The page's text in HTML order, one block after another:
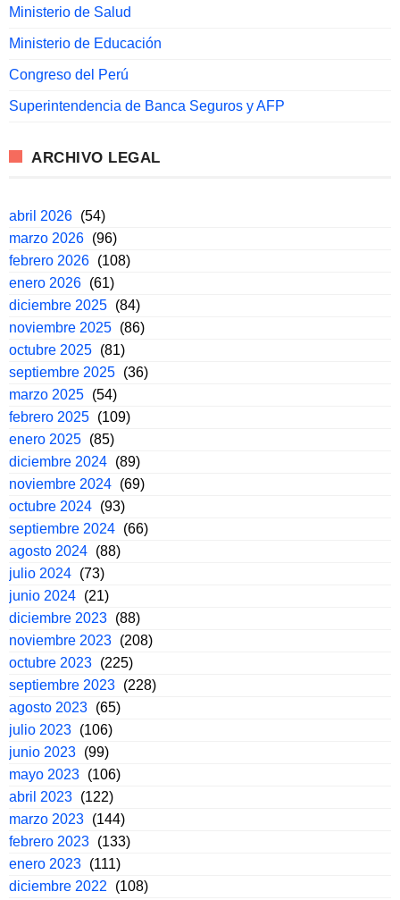
Ministerio de Salud
Ministerio de Educación
Congreso del Perú
Superintendencia de Banca Seguros y AFP
ARCHIVO LEGAL
abril 2026 (54)
marzo 2026 (96)
febrero 2026 (108)
enero 2026 (61)
diciembre 2025 (84)
noviembre 2025 (86)
octubre 2025 (81)
septiembre 2025 (36)
marzo 2025 (54)
febrero 2025 (109)
enero 2025 (85)
diciembre 2024 (89)
noviembre 2024 (69)
octubre 2024 (93)
septiembre 2024 (66)
agosto 2024 (88)
julio 2024 (73)
junio 2024 (21)
diciembre 2023 (88)
noviembre 2023 (208)
octubre 2023 (225)
septiembre 2023 (228)
agosto 2023 (65)
julio 2023 (106)
junio 2023 (99)
mayo 2023 (106)
abril 2023 (122)
marzo 2023 (144)
febrero 2023 (133)
enero 2023 (111)
diciembre 2022
(108)